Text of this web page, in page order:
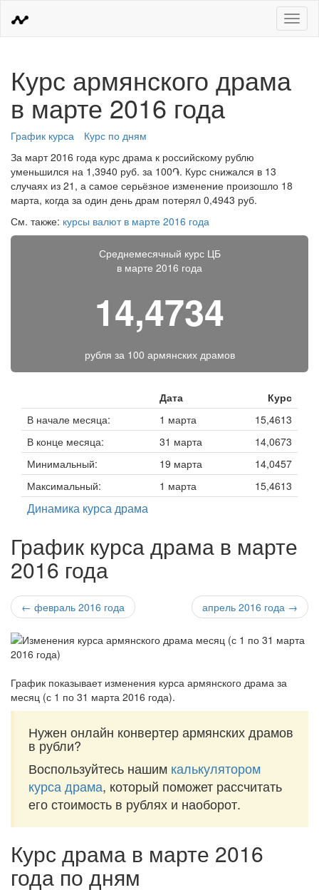
Меню
Курс армянского драма
в марте 2016 года
График курса
Курс по дням
За март 2016 года курс драма к российскому рублю
уменьшился на 1,3940 руб. за 100֏. Курс снижался в 13
случаях из 21, а самое серьёзное изменение произошло 18
марта, когда за один день драм потерял 0,4943 руб.
См. также: курсы валют в марте 2016 года
Среднемесячный курс ЦБ
в марте 2016 года
14,4734
рубля за 100 армянских драмов
Дата
Курс
В начале месяца:
1 марта
15,4613
В конце месяца:
31 марта
14,0673
Минимальный:
19 марта
14,0457
Максимальный:
1 марта 15,4613
Динамика курса драма
График курса драма в марте
2016 года
← февраль 2016 года апрель 2016 года →
График показывает изменения курса армянского драма за
месяц (с 1 по 31 марта 2016 года).
Нужен онлайн конвертер армянских драмов
в рубли?
Воспользуйтесь нашим калькулятором
курса драма, который поможет рассчитать
его стоимость в рублях и наоборот.
Курс драма в марте 2016
года по дням